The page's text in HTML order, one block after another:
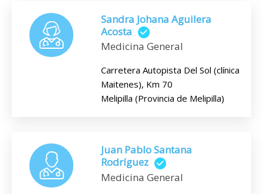
Sandra Johana Aguilera
Acosta
Medicina General
Carretera Autopista Del Sol (clínica
Maitenes), Km 70
Melipilla (Provincia de Melipilla)
Juan Pablo Santana
Rodríguez
Medicina General